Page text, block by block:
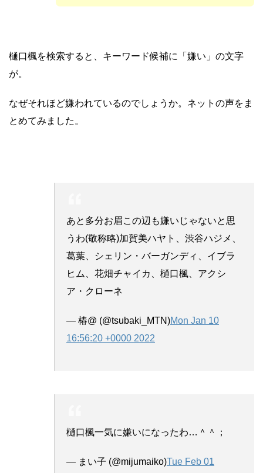
樋口楓を検索すると、キーワード候補に「嫌い」の文字
が。
なぜそれほど嫌われているのでしょうか。ネットの声をま
とめてみました。
あと多分お眉この辺も嫌いじゃないと思
うわ(敬称略)加賀美ハヤト、渋谷ハジメ、
葛葉、シェリン・バーガンディ、イブラ
ヒム、花畑チャイカ、樋口楓、アクシ
ア・クローネ
— 椿@ (@tsubaki_MTN)Mon Jan 10
16:56:20 +0000 2022
樋口楓一気に嫌いになったわ…＾＾；
— まい子 (@mijumaiko)Tue Feb 01